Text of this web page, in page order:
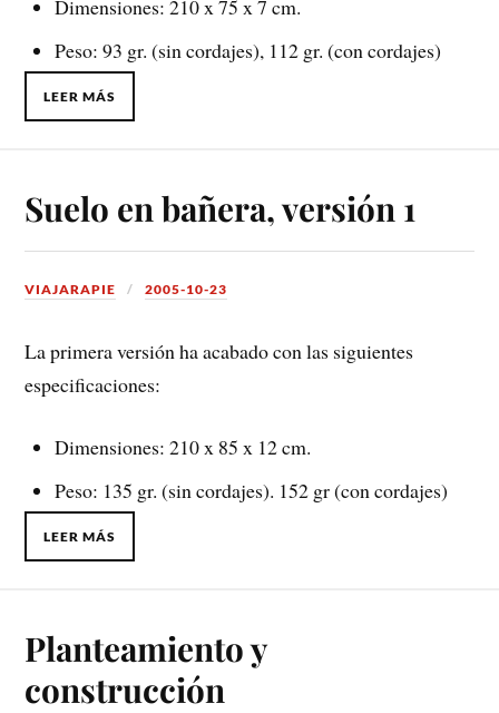
Dimensiones: 210 x 75 x 7 cm.
Peso: 93 gr. (sin cordajes), 112 gr. (con cordajes)
LEER MÁS
Suelo en bañera, versión 1
VIAJARAPIE 2005-10-23
La primera versión ha acabado con las siguientes
especificaciones:
Dimensiones: 210 x 85 x 12 cm.
Peso: 135 gr. (sin cordajes). 152 gr (con cordajes)
LEER MÁS
Planteamiento y
construcción